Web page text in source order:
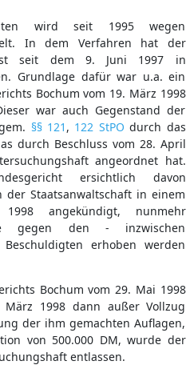
wird seit 1995 wegen
In dem Verfahren hat der
seit dem 9. Juni 1997 in
Grundlage dafür war u.a. ein
Bochum vom 19. März 1998
war auch Gegenstand der
§§ 121 , 122 StPO durch das
durch Beschluss vom 28. April
angeordnet hat.
ersichtlich davon
der Staatsanwaltschaft in einem
angekündigt, nunmehr
gegen den - inzwischen
erhoben werden
Bochum vom 29. Mai 1998
1998 dann außer Vollzug
der ihm gemachten Auflagen,
von 500.000 DM, wurde der
entlassen.